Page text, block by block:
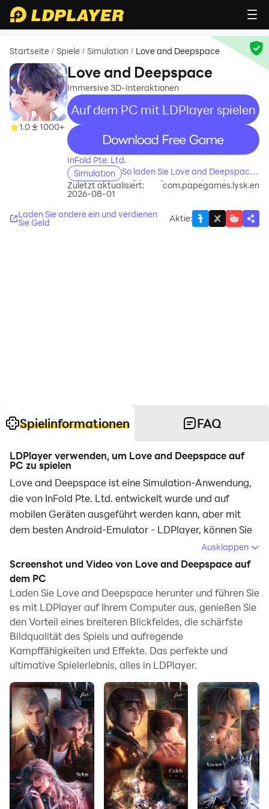
Startseite / Spiele / Simulation / Love and Deepspace
1.0 1000+
Love and Deepspace
Immersive 3D-Interaktionen
Auf dem PC mit LDPlayer spielen
recommend
InFold Pte. Ltd.
Simulation So laden Sie Love and Deepspace
auf Ihren Computer herunter
Zuletzt aktualisiert:
2026-08-01
com.papegames.lysk.en
Laden Sie andere ein und verdienen
Sie Geld Aktie:
Spielinformationen FAQ
LDPlayer verwenden, um Love and Deepspace auf
PC zu spielen
Love and Deepspace ist eine Simulation-Anwendung,
die von InFold Pte. Ltd. entwickelt wurde und auf
mobilen Geräten ausgeführt werden kann, aber mit
dem besten Android-Emulator - LDPlayer, können Sie
Love and Deepspace herunterladen und auf Ihrem
Computer ausführen.
Beim Ausführen von Love and Deepspace auf Ihrem
Computer können Sie auf einem großen Bildschirm klar
navigieren, und das Steuern von Anwendungen mit
Maus und Tastatur ist viel schneller als das Berühren
des Bildschirms, und Sie müssen sich nie um die
Leistung Ihres Geräts sorgen.
Dank der Multi-Instanz- und
Synchronisationsfunktionen können Sie auch mehrere
Apps und Konten auf Ihrem Computer ausführen.
Die Funktion zum Übertragen von Dateien zwischen
dem Emulator und dem Computer erleichtert auch das
Teilen von Fotos, Videos und Dateien.
Laden Sie Love and Deepspace jetzt herunter und
Ausklappen
Screenshot und Video von Love and Deepspace auf
dem PC
Laden Sie Love and Deepspace herunter und führen Sie
es mit LDPlayer auf Ihrem Computer aus, genießen Sie
den Vorteil eines breiteren Blickfeldes, die schärfste
Bildqualität des Spiels und aufregende
Kampffähigkeiten und Effekte. Das perfekte und
ultimative Spielerlebnis, alles in LDPlayer.